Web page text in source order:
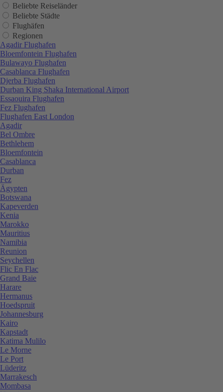
Beliebte Reiseländer
Beliebte Städte
Flughäfen
Regionen
Agadir Flughafen
Bloemfontein Flughafen
Bulawayo Flughafen
Casablanca Flughafen
Djerba Flughafen
Durban King Shaka International Airport
Essaouira Flughafen
Fez Flughafen
Flughafen East London
Agadir
Bel Ombre
Bethlehem
Bloemfontein
Casablanca
Durban
Fez
Ägypten
Botswana
Kapeverden
Kenia
Marokko
Mauritius
Namibia
Reunion
Seychellen
Flic En Flac
Grand Baie
Harare
Hermanus
Hoedspruit
Johannesburg
Kairo
Kapstadt
Katima Mulilo
Le Morne
Le Port
Lüderitz
Marrakesch
Mombasa